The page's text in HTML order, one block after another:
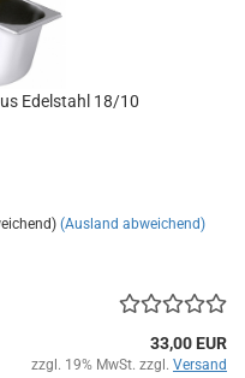
Edelstahl 18/10
(Ausland abweichend)
33,00 EUR
zzgl. 19% MwSt. zzgl. Versand